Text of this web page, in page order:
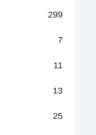
299
7
11
13
25